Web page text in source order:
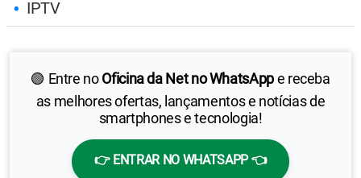
IPTV
🟢 Entre noOficina da Net no WhatsAppe receba
as melhores ofertas, lançamentos e notícias de
smartphones e tecnologia!
👉 ENTRAR NO WHATSAPP 👈